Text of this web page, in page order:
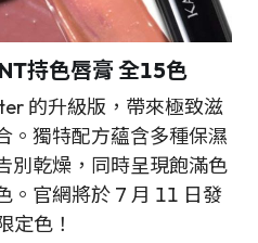
持色唇膏 全15色
的升級版，帶來極致滋
。獨特配方蘊含多種保濕
別乾燥，同時呈現飽滿色
。官網將於 7 月 11 日發
定色！